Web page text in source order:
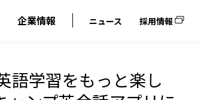
企業情報 ニュース 採用情報
語学習をもっと楽し